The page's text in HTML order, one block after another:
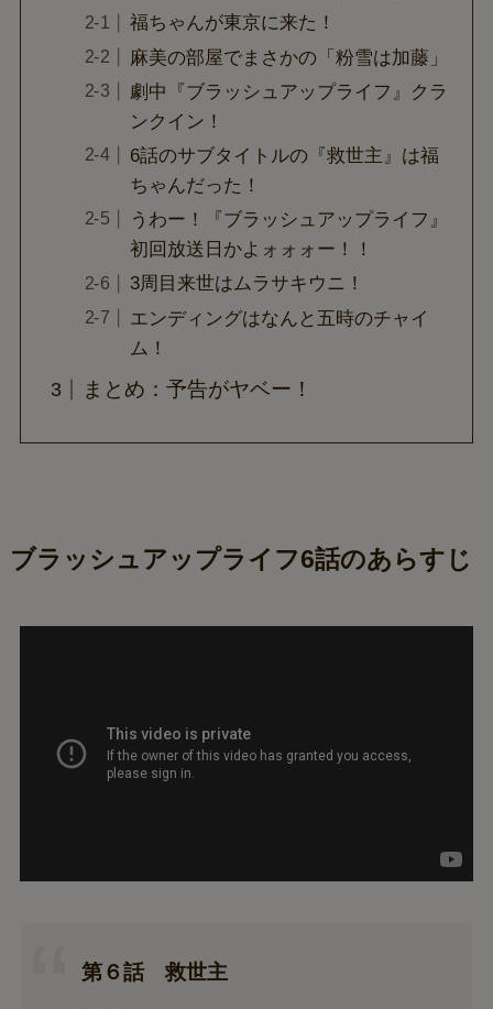
福ちゃんが東京に来た！
麻美の部屋でまさかの「粉雪は加藤」
劇中『ブラッシュアップライフ』クラ
ンクイン！
6話のサブタイトルの『救世主』は福
ちゃんだった！
うわー！『ブラッシュアップライフ』
初回放送日かよォォォー！！
3周目来世はムラサキウニ！
エンディングはなんと五時のチャイ
ム！
まとめ：予告がヤベー！
ブラッシュアップライフ6話のあらすじ
第６話 救世主